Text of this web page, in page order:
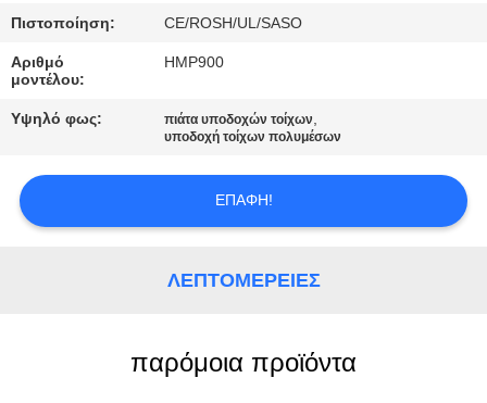
ΕΠΑΦΉ
ΜΕ
ΠΕΡΙΠΤΏΣΕΙΣ
CONFERENCE
SOLUTION
Πιστοποίηση: CE/ROSH/UL/SASO
Αριθμό
μοντέλου:
HMP900
Υψηλό φως: πιάτα υποδοχών τοίχων,
υποδοχή τοίχων πολυμέσων
ΕΠΑΦΉ!
ΛΕΠΤΟΜΈΡΕΙΕΣ
παρόμοια προϊόντα